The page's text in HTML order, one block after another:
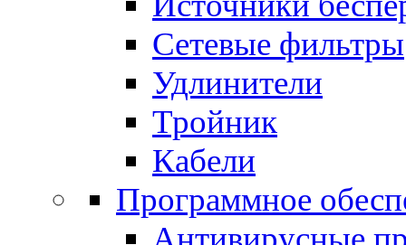
Сетевые фильтры
Удлинители
Тройник
Кабели
Программное